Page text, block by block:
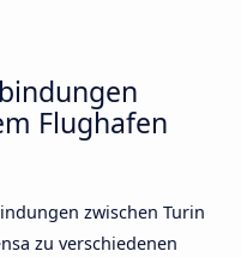
Flughafen
zwischen Turin
zu verschiedenen